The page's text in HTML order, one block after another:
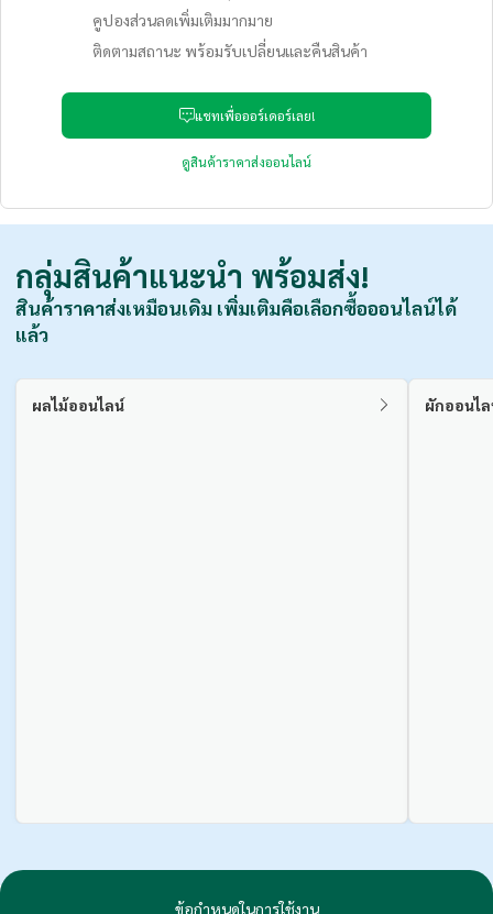
คูปองส่วนลดเพิ่มเติมมากมาย
ติดตามสถานะ พร้อมรับเปลี่ยนและคืนสินค้า
แชทเพื่อออร์เดอร์เลย!
ดูสินค้าราคาส่งออนไลน์
กลุ่มสินค้าแนะนำ พร้อมส่ง!
สินค้าราคาส่งเหมือนเดิม เพิ่มเติมคือเลือกซื้อออนไลน์ได้
แล้ว
ผลไม้ออนไลน์ ผักออนไ
ข้อกำหนดในการใช้งาน